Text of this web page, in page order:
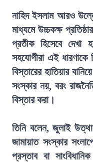
নাহিদ ইসলাম আরও
মাধ্যমে উচ্চকক্ষ
প্রতীক হিসেবে দেখা
সহযোগীরা এই
বিস্তারের হাতিয়ার
সংস্কার নয়, বরং
বিস্তার করা।
তিনি বলেন, জুলাই
জামায়াত সংস্কার
প্রস্তাব বা